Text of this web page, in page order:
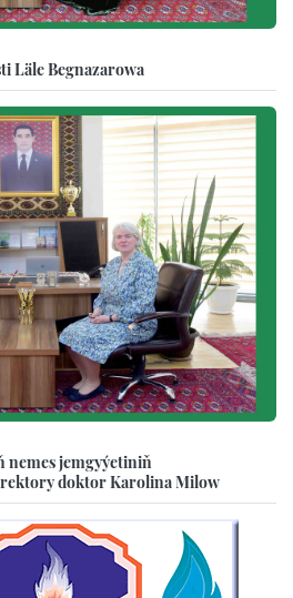
Läle Begnazarowa
nemes jemgyýetiniň
doktor Karolina Milow